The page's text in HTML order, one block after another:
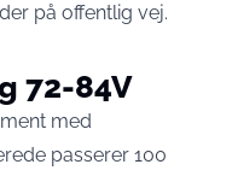
på offentlig vej.
72-84V
med
passerer 100